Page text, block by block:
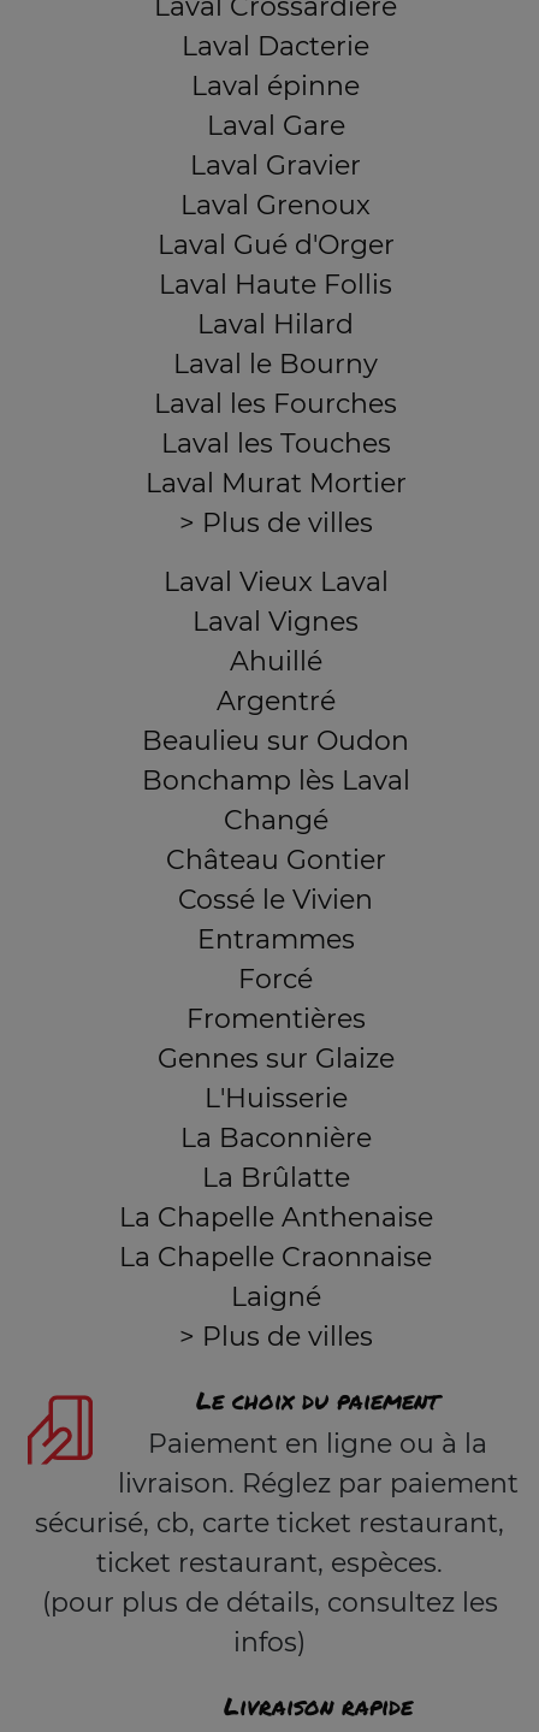
Laval Crossardière
Laval Dacterie
Laval épinne
Laval Gare
Laval Gravier
Laval Grenoux
Laval Gué d'Orger
Laval Haute Follis
Laval Hilard
Laval le Bourny
Laval les Fourches
Laval les Touches
Laval Murat Mortier
> Plus de villes
Laval Vieux Laval
Laval Vignes
Ahuillé
Argentré
Beaulieu sur Oudon
Bonchamp lès Laval
Changé
Château Gontier
Cossé le Vivien
Entrammes
Forcé
Fromentières
Gennes sur Glaize
L'Huisserie
La Baconnière
La Brûlatte
La Chapelle Anthenaise
La Chapelle Craonnaise
Laigné
> Plus de villes
Le choix du paiement
Paiement en ligne ou à la
livraison. Réglez par paiement
sécurisé, cb, carte ticket restaurant,
ticket restaurant, espèces.
(pour plus de détails, consultez les
infos)
Livraison rapide